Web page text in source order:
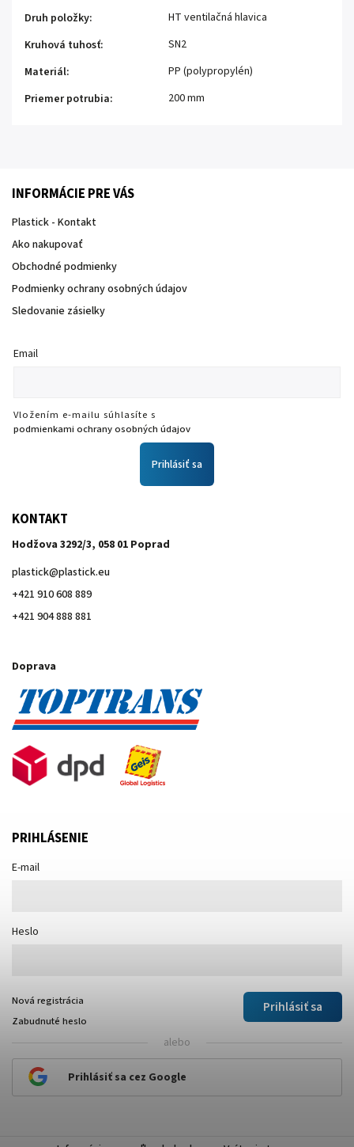
Druh položky:
HT ventilačná hlavica
Kruhová tuhosť:
SN2
Materiál:
PP (polypropylén)
Priemer potrubia: 200 mm
INFORMÁCIE PRE VÁS
Plastick - Kontakt
Ako nakupovať
Obchodné podmienky
Podmienky ochrany osobných údajov
Sledovanie zásielky
Email
Vložením e-mailu súhlasíte s
podmienkami ochrany osobných údajov
Prihlásiť sa
KONTAKT
Hodžova 3292/3, 058 01 Poprad
plastick@plastick.eu
+421 910 608 889
+421 904 888 881
Doprava
PRIHLÁSENIE
E-mail
Heslo
Prihlásiť sa
Nová registrácia
Zabudnuté heslo
alebo
Prihlásiť sa cez Google